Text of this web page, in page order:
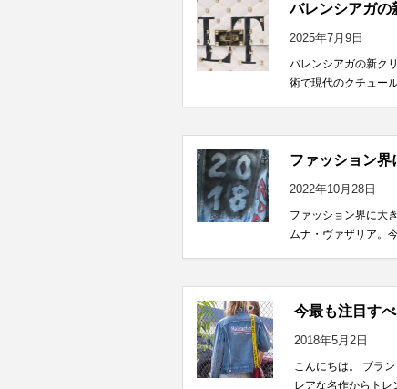
バレンシアガの
2025年7月9日
バレンシアガの新ク
術で現代のクチュー
ファッション界
2022年10月28日
ファッション界に大
ムナ・ヴァザリア。
今最も注目す
2018年5月2日
こんにちは。 ブラ
レアな名作からト